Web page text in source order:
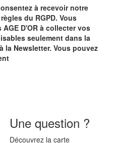
à recevoir notre
du RGPD. Vous
D'OR à collecter vos
seulement dans la
Newsletter. Vous pouvez
Une question ?
Découvrez la carte